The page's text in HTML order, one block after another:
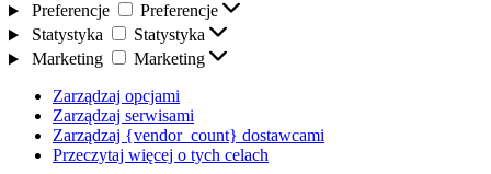
Preferencje
Preferencje
Statystyka
Statystyka
Marketing
Marketing
Zarządzaj opcjami
Zarządzaj serwisami
Zarządzaj {vendor_count} dostawcami
Przeczytaj więcej o tych celach